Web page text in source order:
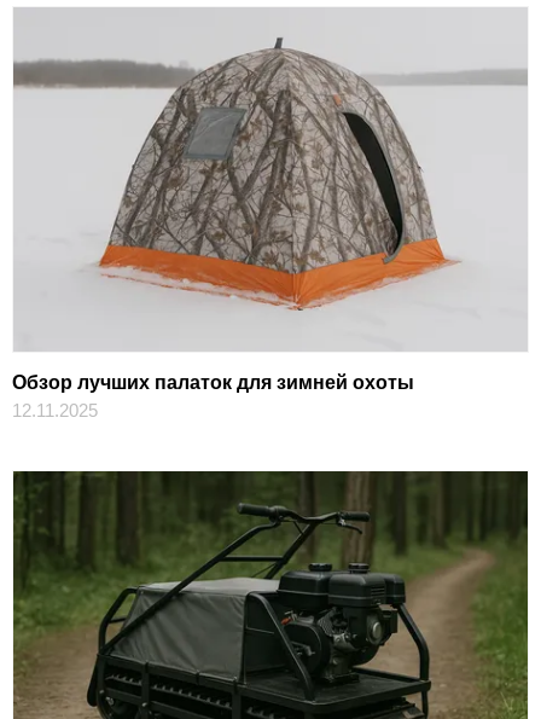
Обзор лучших палаток для зимней охоты
12.11.2025